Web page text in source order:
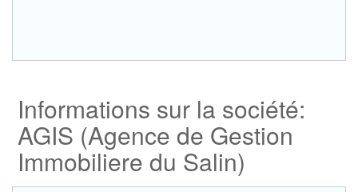
Informations sur la société:
AGIS (Agence de Gestion
Immobiliere du Salin)